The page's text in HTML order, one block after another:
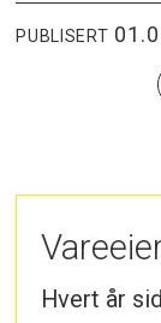
PUBLISERT
Hvert år